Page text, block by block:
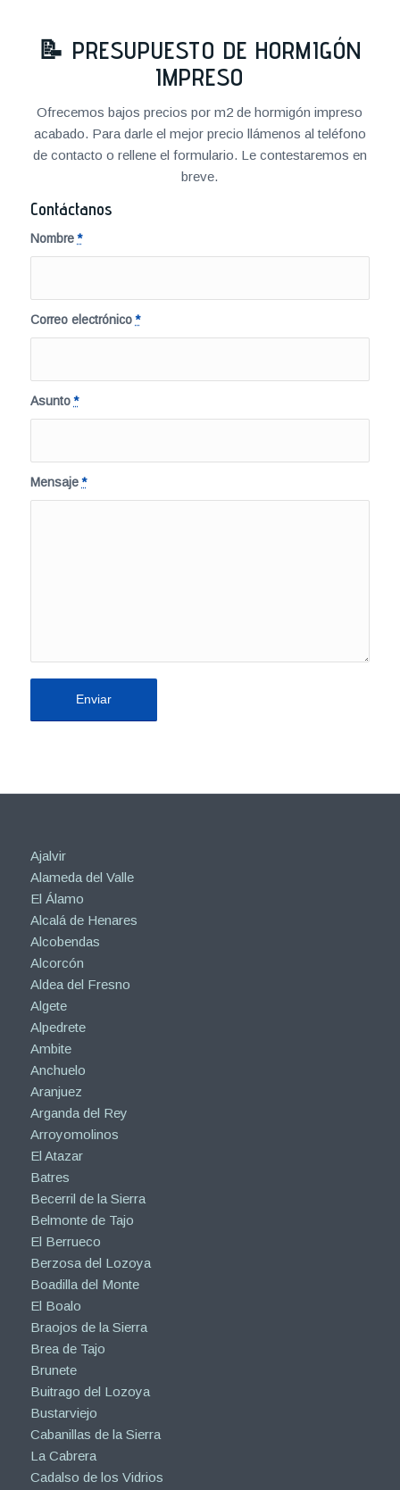
📝 PRESUPUESTO DE HORMIGÓN
IMPRESO
Ofrecemos bajos precios por m2 de hormigón impreso
acabado. Para darle el mejor precio llámenos al teléfono
de contacto o rellene el formulario. Le contestaremos en
breve.
Contáctanos
Nombre*
Correo electrónico*
Asunto*
Mensaje*
Ajalvir
Alameda del Valle
El Álamo
Alcalá de Henares
Alcobendas
Alcorcón
Aldea del Fresno
Algete
Alpedrete
Ambite
Anchuelo
Aranjuez
Arganda del Rey
Arroyomolinos
El Atazar
Batres
Becerril de la Sierra
Belmonte de Tajo
El Berrueco
Berzosa del Lozoya
Boadilla del Monte
El Boalo
Braojos de la Sierra
Brea de Tajo
Brunete
Buitrago del Lozoya
Bustarviejo
Cabanillas de la Sierra
La Cabrera
Cadalso de los Vidrios